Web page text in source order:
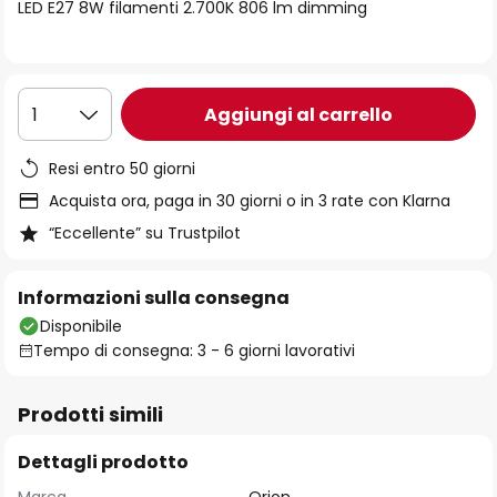
LED E27 8W filamenti 2.700K 806 lm dimming
1 Aggiungi al carrello
Resi entro 50 giorni
Acquista ora, paga in 30 giorni o in 3 rate con Klarna
“Eccellente” su Trustpilot
Informazioni sulla consegna
Disponibile
Tempo di consegna: 3 - 6 giorni lavorativi
Prodotti simili
Dettagli prodotto